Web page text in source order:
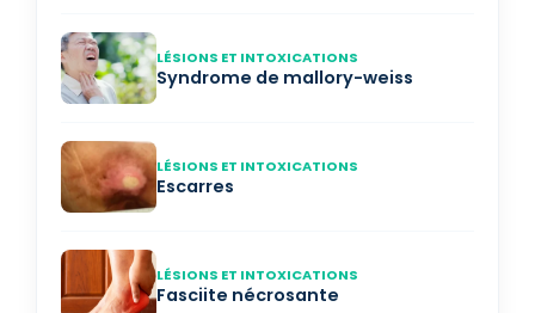
LÉSIONS ET INTOXICATIONS
Syndrome de mallory-weiss
LÉSIONS ET INTOXICATIONS
Escarres
LÉSIONS ET INTOXICATIONS
Fasciite nécrosante